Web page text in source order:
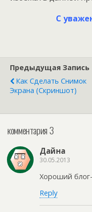
С
Предыдущая Запись
Как Сделать Снимок
Экрана (Скриншот)
комментария 3
Дайна
30.05.2013
Хороший
Reply